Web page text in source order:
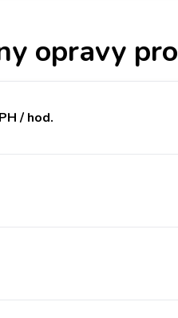
opravy pro
/ hod.